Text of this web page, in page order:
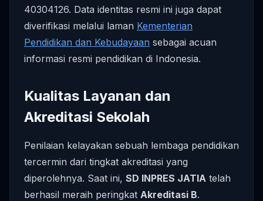
40304126. Data identitas resmi ini juga dapat
diverifikasi melalui laman Kementerian
Pendidikan dan Kebudayaan sebagai acuan
informasi resmi pendidikan di Indonesia.
Kualitas Layanan dan
Akreditasi Sekolah
Penilaian kelayakan sebuah lembaga pendidikan
tercermin dari tingkat akreditasi yang
diperolehnya. Saat ini, SD INPRES JATIA telah
berhasil meraih peringkat Akreditasi B.